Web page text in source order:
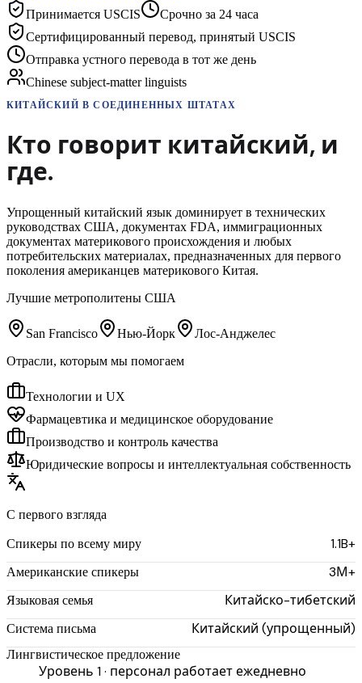
Принимается USCIS
Срочно за 24 часа
Сертифицированный перевод, принятый USCIS
Отправка устного перевода в тот же день
Chinese subject-matter linguists
КИТАЙСКИЙ В СОЕДИНЕННЫХ ШТАТАХ
Кто говорит китайский, и
где.
Упрощенный китайский язык доминирует в технических
руководствах США, документах FDA, иммиграционных
документах материкового происхождения и любых
потребительских материалах, предназначенных для первого
поколения американцев материкового Китая.
Лучшие метрополитены США
San Francisco Нью-Йорк
Лос-Анджелес
Отрасли, которым мы помогаем
Технологии и UX
Фармацевтика и медицинское оборудование
Производство и контроль качества
Юридические вопросы и интеллектуальная собственность
С первого взгляда
Спикеры по всему миру 1.1B+
Американские спикеры 3М+
Языковая семья Китайско-тибетский
Система письма Китайский (упрощенный)
Лингвистическое предложение
Уровень 1 · персонал работает ежедневно